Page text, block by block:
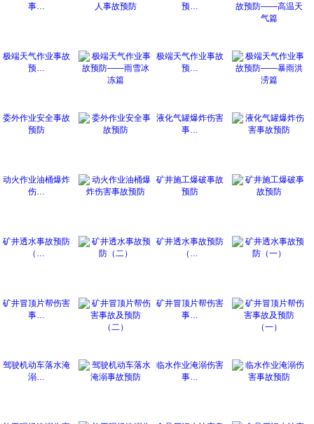
事…
预…
极端天气作业事故
预…
极端天气作业事故
预…
委外作业安全事故
预防
液化气罐爆炸伤害
事…
动火作业油桶爆炸
伤…
矿井施工爆破事故
预防
矿井透水事故预防
（…
矿井透水事故预防
（…
矿井冒顶片帮伤害
事…
矿井冒顶片帮伤害
事…
驾驶机动车落水淹
溺…
临水作业淹溺伤害
事…